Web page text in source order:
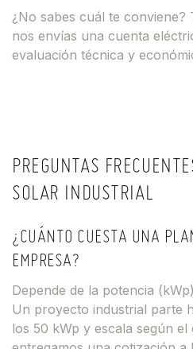
¿No sabes cuál te conviene?
nos envías una cuenta
evaluación técnica y
PREGUNTAS
SOLAR INDUSTRIAL
¿CUÁNTO CUESTA UNA
EMPRESA?
Depende de la potencia
Un proyecto industrial parte
los 50 kWp y escala según el